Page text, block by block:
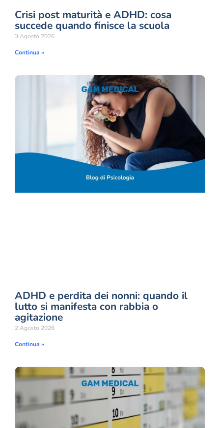
Crisi post maturità e ADHD: cosa
succede quando finisce la scuola
3 Agosto 2026
Continua »
ADHD e perdita dei nonni: quando il
lutto si manifesta con rabbia o
agitazione
2 Agosto 2026
Continua »